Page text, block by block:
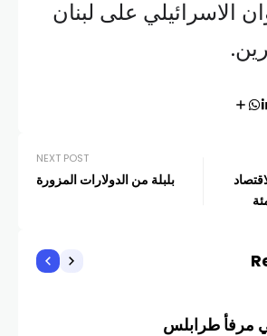
الاسرائيلي على لبنان
NEXT POST
بلبلة من الدولارات المزورة
مرفأ طرابلس